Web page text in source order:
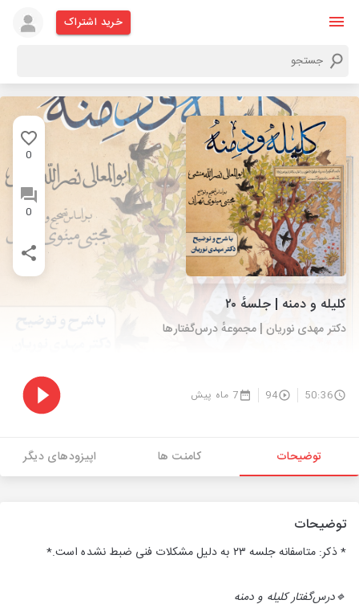
خرید اشتراک
0
0
کلیله و دمنه | جلسهٔ ۲۰
دکتر مهدی نوریان | مجموعهٔ درس‌گفتارها
50:36
94 7 ماه پیش
توضیحات کامنت ها اپیزودهای دیگر
توضیحات
* ذکر: متاسفانه جلسه ۲۳ به دلیل مشکلات فنی ضبط نشده است.*
🔹درس‌‌گفتار کلیله و دمنه